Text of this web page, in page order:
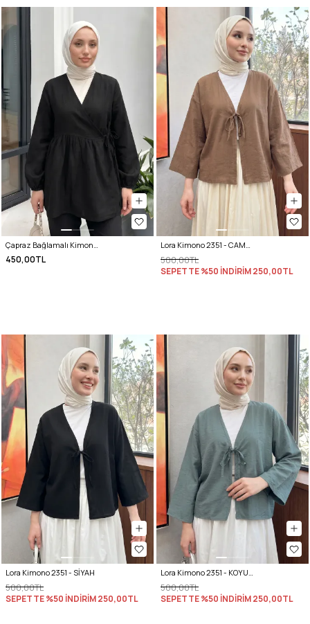
Çapraz Bağlamalı Kimono 43458 - SİYAH
450,00TL
Lora Kimono 2351 - CAMEL
500,00TL
SEPETTE %50 İNDİRİM250,00TL
Lora Kimono 2351 - SİYAH
500,00TL
SEPETTE %50 İNDİRİM250,00TL
Lora Kimono 2351 - KOYU MİNT YEŞİLİ
500,00TL
SEPETTE %50 İNDİRİM250,00TL